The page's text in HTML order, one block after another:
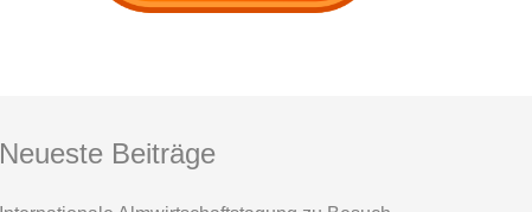
Neueste Beiträge